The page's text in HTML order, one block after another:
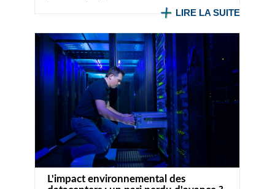
LIRE LA SUITE
L'impact environnemental des